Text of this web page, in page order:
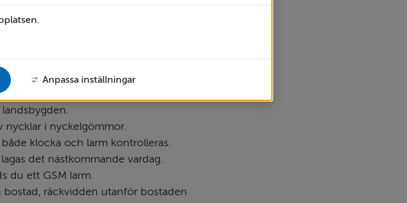
Anpassa inställningar
dagar efter beställning.
hur larmet fungerar.
foto.
3 minuter.
inom 30 minuter i Vetlanda
nycklar i nyckelgömmor.
klocka och larm kontrolleras.
det nästkommande vardag.
du ett GSM larm.
räckvidden utanför bostaden